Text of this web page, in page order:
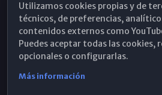
Hemeroteca
WhatsApp
Utilizamos cookies propias y de
técnicos, de preferencias,
contenidos externos como
Puedes aceptar todas las cookies,
opcionales o configurarlas.
Más información